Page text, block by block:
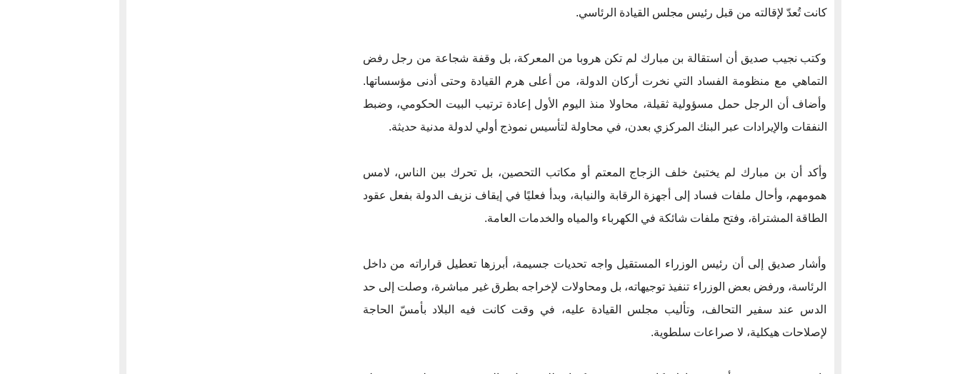
كانت تُعدّ لإقالته من قبل رئيس مجلس القيادة الرئاسي.
وكتب نجيب صديق أن استقالة بن مبارك لم تكن هروبا من المعركة، بل وقفة شجاعة من رجل رفض
التماهي مع منظومة الفساد التي نخرت أركان الدولة، من أعلى هرم القيادة وحتى أدنى مؤسساتها.
وأضاف أن الرجل حمل مسؤولية ثقيلة، محاولا منذ اليوم الأول إعادة ترتيب البيت الحكومي، وضبط
النفقات والإيرادات عبر البنك المركزي بعدن، في محاولة لتأسيس نموذج أولي لدولة مدنية حديثة.
وأكد أن بن مبارك لم يختبئ خلف الزجاج المعتم أو مكاتب التحصين، بل تحرك بين الناس، لامس
همومهم، وأحال ملفات فساد إلى أجهزة الرقابة والنيابة، وبدأ فعليًا في إيقاف نزيف الدولة بفعل عقود
الطاقة المشتراة، وفتح ملفات شائكة في الكهرباء والمياه والخدمات العامة.
وأشار صديق إلى أن رئيس الوزراء المستقيل واجه تحديات جسيمة، أبرزها تعطيل قراراته من داخل
الرئاسة، ورفض بعض الوزراء تنفيذ توجيهاته، بل ومحاولات لإخراجه بطرق غير مباشرة، وصلت إلى حد
الدس عند سفير التحالف، وتأليب مجلس القيادة عليه، في وقت كانت فيه البلاد بأمسّ الحاجة
لإصلاحات هيكلية، لا صراعات سلطوية.